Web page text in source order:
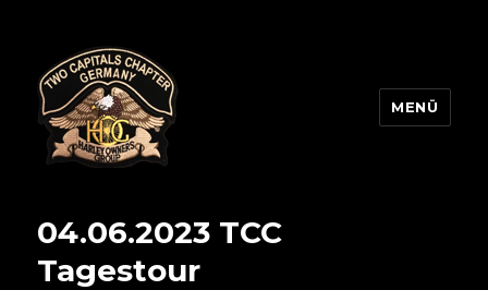
MENÜ
04.06.2023 TCC
Tagestour